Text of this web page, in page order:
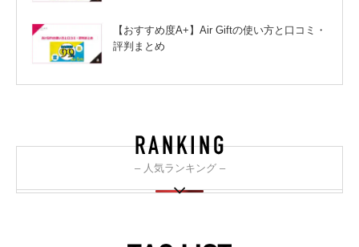
【おすすめ度A+】Air Giftの使い方と口コミ・
評判まとめ
– 人気ランキング –